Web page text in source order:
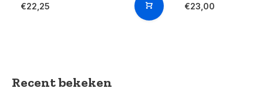
€22,25 €23,00
Recent bekeken